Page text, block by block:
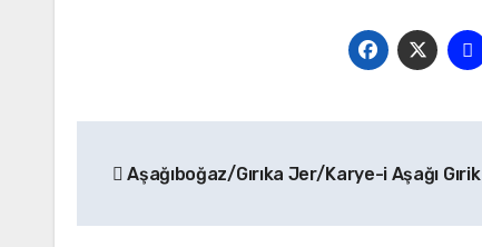
gezinmesi
Aşağıboğaz/Gırıka Jer/Karye-i Aşağı Gırik